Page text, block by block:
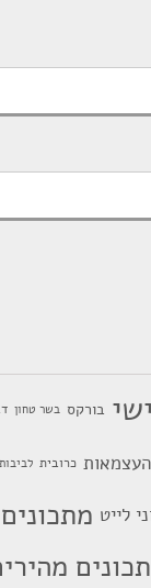
בורקס בשר טחון
העצמאות כרובית לביבות
לייט